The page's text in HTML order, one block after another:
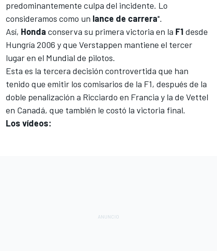
predominantemente culpa del incidente. Lo
consideramos como un lance de carrera".
Así, Honda conserva su primera victoria en la F1 desde
Hungría 2006 y que Verstappen mantiene el tercer
lugar en el Mundial de pilotos.
Esta es la tercera decisión controvertida que han
tenido que emitir los comisarios de la F1, después de la
doble penalización a Ricciardo en Francia y la de Vettel
en Canadá, que también le costó la victoria final.
Los vídeos: